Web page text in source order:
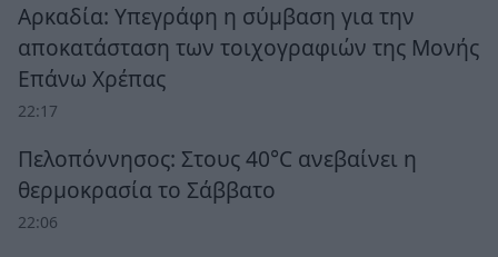
Αρκαδία: Υπεγράφη η σύμβαση για την
αποκατάσταση των τοιχογραφιών της Μονής
Επάνω Χρέπας
22:17
Πελοπόννησος: Στους 40°C ανεβαίνει η
θερμοκρασία το Σάββατο
22:06